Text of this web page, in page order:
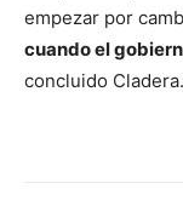
empezar por
cuando el
concluido Cladera.